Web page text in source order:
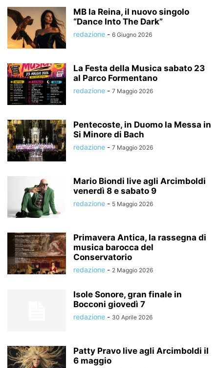
MB la Reina, il nuovo singolo
“Dance Into The Dark”
redazione - 6 Giugno 2026
La Festa della Musica sabato 23
al Parco Formentano
redazione - 7 Maggio 2026
Pentecoste, in Duomo la Messa in
Si Minore di Bach
redazione - 7 Maggio 2026
Mario Biondi live agli Arcimboldi
venerdì 8 e sabato 9
redazione - 5 Maggio 2026
Primavera Antica, la rassegna di
musica barocca del
Conservatorio
redazione - 2 Maggio 2026
Isole Sonore, gran finale in
Bocconi giovedì 7
redazione - 30 Aprile 2026
Patty Pravo live agli Arcimboldi il
6 maggio